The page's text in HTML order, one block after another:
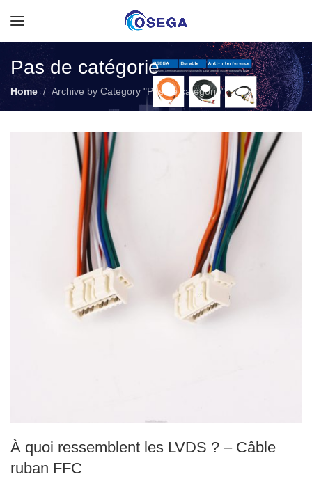
Pas de catégorie
Home Archive by Category "Pas de catégorie"
À quoi ressemblent les LVDS ? – Câble
ruban FFC